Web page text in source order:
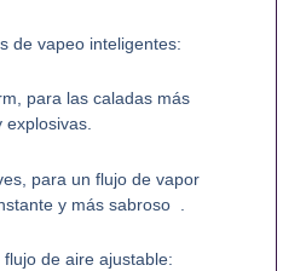
de vapeo inteligentes:
, para las caladas más
explosivas.
, para un flujo de vapor
y más sabroso
de aire ajustable: